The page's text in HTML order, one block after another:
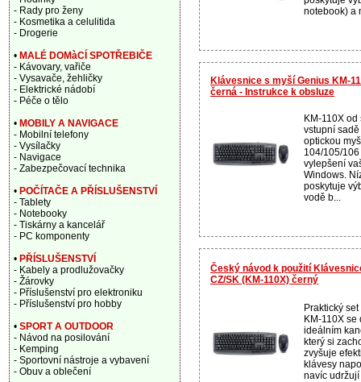
notebook) a
Klávesnice s myší Genius KM-
černá - Instrukce k obsluze
KM-110X
vstupní
optickou
104/105/
vylepšení
Windows.
poskytuje
vodě b...
Český návod k použití
CZ/SK (KM-110X) černý
Praktický
KM-110X
ideálním
který si
zvyšuje
klávesy
navíc
- Rady pro ženy
- Kosmetika a celulitida
- Drogerie
• MALÉ DOMàCÍ SPOTŘEBIČE
- Kávovary, vařiče
- Vysavače, žehličky
- Elektrické nádobí
- Péče o tělo
• MOBILY A NAVIGACE
- Mobilní telefony
- Vysílačky
- Navigace
- Zabezpečovací technika
• POČÍTAČE A PŘÍSLUŠENSTVÍ
- Tablety
- Notebooky
- Tiskárny a kancelář
- PC komponenty
• PŘÍSLUŠENSTVÍ
- Kabely a prodlužovačky
- Žárovky
- Příslušenství pro elektroniku
- Příslušenství pro hobby
• SPORT A OUTDOOR
- Návod na posilování
- Kemping
- Sportovní nástroje a vybavení
- Obuv a oblečení